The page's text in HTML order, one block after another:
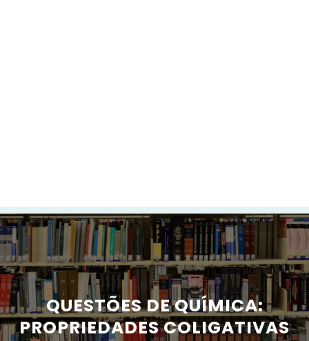
QUESTÕES DE QUÍMICA:
PROPRIEDADES COLIGATIVAS